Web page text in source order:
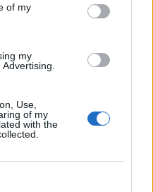
of my
my
Use,
of my
with the
–